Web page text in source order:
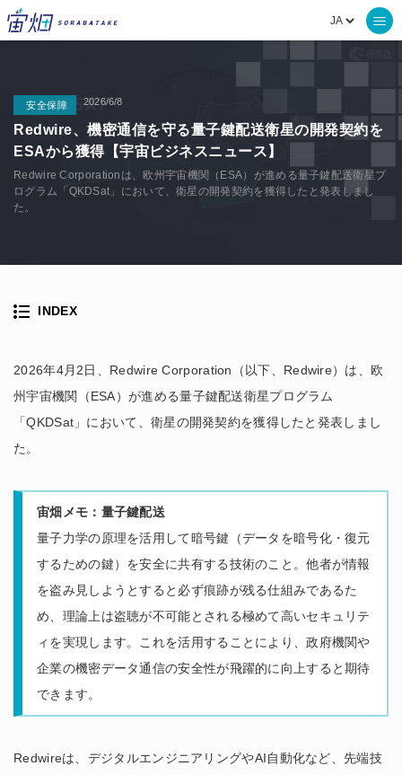
安全保障 2026/6/8
Redwire、機密通信を守る量子鍵配送衛星の開発契約を
ESAから獲得【宇宙ビジネスニュース】
Redwire Corporationは、欧州宇宙機関（ESA）が進める量子鍵配送衛星プ
ログラム「QKDSat」において、衛星の開発契約を獲得したと発表しまし
た。
2026年4月2日、Redwire Corporation（以下、Redwire）は、欧
州宇宙機関（ESA）が進める量子鍵配送衛星プログラム
「QKDSat」において、衛星の開発契約を獲得したと発表しまし
た。
宙畑メモ ：量子鍵配送
量子力学の原理を活用して暗号鍵（データを暗号化・復元
するための鍵）を安全に共有する技術のこと。他者が情報
を盗み見しようとすると必ず痕跡が残る仕組みであるた
め、理論上は盗聴が不可能とされる極めて高いセキュリテ
ィを実現します。これを活用することにより、政府機関や
企業の機密データ通信の安全性が飛躍的に向上すると期待
できます。
Redwireは、デジタルエンジニアリングやAI自動化など、先端技
INDEX